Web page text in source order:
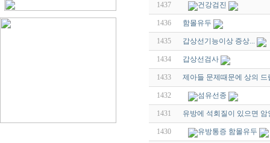
1437 건강검진
1436 함몰유두
1435 갑상선기능이상 증상...
1434 갑상선검사
1433 제아들 문제때문에 상의 드
1432 섬유선종
1431 유방에 석회질이 있으면 암
1430 유방통증 함몰유두